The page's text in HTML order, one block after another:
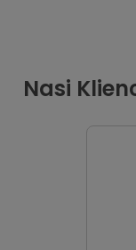
Nasi